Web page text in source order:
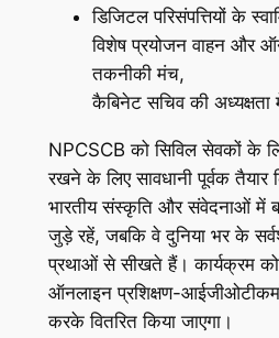
डिजिटल परिसंपत्तियों के
विशेष प्रयोजन वाहन और
तकनीकी मंच,
कैबिनेट सचिव की अध्यक्षता
NPCSCB को सिविल सेवकों के
रखने के लिए सावधानी पूर्वक तैयार
भारतीय संस्कृति और संवेदनाओं में
जुड़े रहें, जबकि वे दुनिया भर के
प्रथाओं से सीखते हैं। कार्यक्रम
ऑनलाइन प्रशिक्षण-
करके वितरित किया जाएगा।